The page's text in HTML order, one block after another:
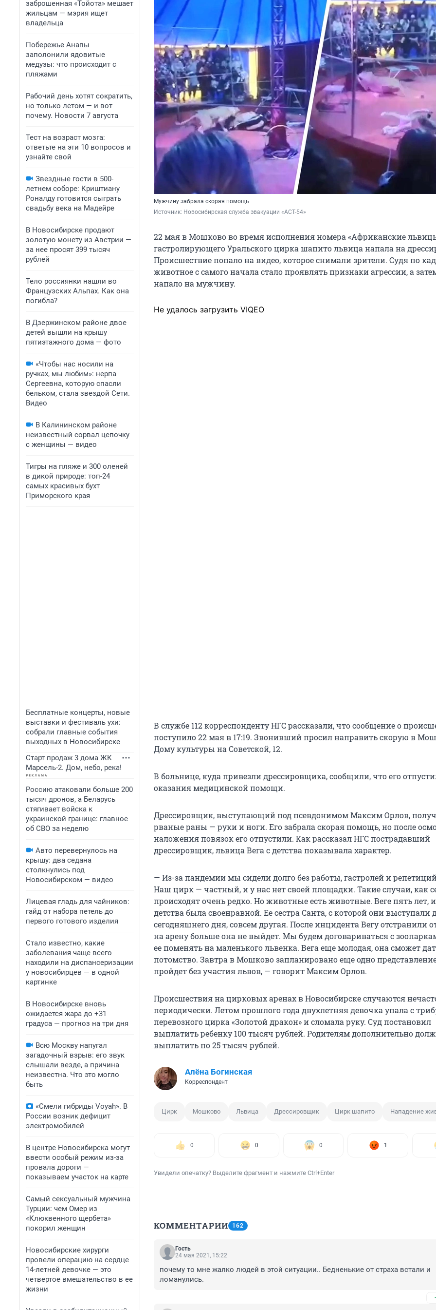
заброшенная «Тойота» мешает
жильцам — мэрия ищет
владельца
Побережье Анапы
заполонили ядовитые
медузы: что происходит с
пляжами
Рабочий день хотят сократить,
но только летом — и вот
почему. Новости 7 августа
Тест на возраст мозга:
ответьте на эти 10 вопросов и
узнайте свой
Звездные гости в 500-
летнем соборе: Криштиану
Роналду готовится сыграть
свадьбу века на Мадейре
В Новосибирске продают
золотую монету из Австрии —
за нее просят 399 тысяч
рублей
Тело россиянки нашли во
Французских Альпах. Как она
погибла?
В Дзержинском районе двое
детей вышли на крышу
пятиэтажного дома — фото
«Чтобы нас носили на
ручках, мы любим»: нерпа
Сергеевна, которую спасли
бельком, стала звездой Сети.
Видео
В Калининском районе
неизвестный сорвал цепочку
с женщины — видео
Тигры на пляже и 300 оленей
в дикой природе: топ-24
самых красивых бухт
Приморского края
Бесплатные концерты, новые
выставки и фестиваль ухи:
собрали главные события
выходных в Новосибирске
Старт продаж 3 дома ЖК
Марсель-2. Дом, небо, река!
Россию атаковали больше 200
тысяч дронов, а Беларусь
стягивает войска к
украинской границе: главное
об СВО за неделю
Авто перевернулось на
крышу: два седана
столкнулись под
Новосибирском — видео
Лицевая гладь для чайников:
гайд от набора петель до
первого готового изделия
Стало известно, какие
заболевания чаще всего
находили на диспансеризации
у новосибирцев — в одной
картинке
В Новосибирске вновь
ожидается жара до +31
градуса — прогноз на три дня
Всю Москву напугал
загадочный взрыв: его звук
слышали везде, а причина
неизвестна. Что это могло
быть
«Смели гибриды Voyah». В
России возник дефицит
электромобилей
В центре Новосибирска могут
ввести особый режим из-за
провала дороги —
показываем участок на карте
Самый сексуальный мужчина
Турции: чем Омер из
«Клюквенного щербета»
покорил женщин
Новосибирские хирурги
провели операцию на сердце
14-летней девочке — это
четвертое вмешательство в ее
жизни
Мужчину забрала скорая помощь
Источник: Новосибирская служба эвакуации «АСТ-54»
22 мая в Мошково во время исполнения номера «Африканские
гастролирующего Уральского цирка шапито львица напала на
Происшествие попало на видео, которое снимали зрители. Судя по
животное с самого начала стало проявлять признаки агрессии, а
напало на мужчину.
Не удалось загрузить VIQEO
В службе 112 корреспонденту НГС рассказали, что сообщение о
поступило 22 мая в 17:19. Звонивший просил направить скорую в
Дому культуры на Советской, 12.
В больнице, куда привезли дрессировщика, сообщили, что его
оказания медицинской помощи.
Дрессировщик, выступающий под псевдонимом Максим Орлов,
рваные раны — руки и ноги. Его забрала скорая помощь, но после
наложения повязок его отпустили. Как рассказал НГС пострадавший
дрессировщик, львица Вега с детства показывала характер.
— Из-за пандемии мы сидели долго без работы, гастролей и
Наш цирк — частный, и у нас нет своей площадки. Такие случаи, как
происходят очень редко. Но животные есть животные. Веге пять лет,
детства была своенравной. Ее сестра Санта, с которой они выступали
сегодняшнего дня, совсем другая. После инцидента Вегу отстранили
на арену больше она не выйдет. Мы будем договариваться с
ее поменять на маленького львенка. Вега еще молодая, она сможет
потомство. Завтра в Мошково запланировано еще одно
пройдет без участия львов, — говорит Максим Орлов.
Происшествия на цирковых аренах в Новосибирске случаются
периодически. Летом прошлого года двухлетняя девочка упала с
перевозного цирка «Золотой дракон» и сломала руку. Суд постановил
выплатить ребенку 100 тысяч рублей. Родителям дополнительно
выплатить по 25 тысяч рублей.
Алёна Богинская
Корреспондент
Цирк Мошково Львица Дрессировщик Цирк шапито Нападение
0 0 0 1
Увидели опечатку? Выделите фрагмент и нажмите Ctrl+Enter
КОММЕНТАРИИ 162
Гость
24 мая 2021, 15:22
почему то мне жалко людей в этой ситуации.. Бедненькие от страха встали и
ломанулись.